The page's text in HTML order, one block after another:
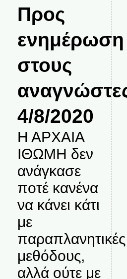
Προς
ενημέρωση
στους
4/8/2020
Η ΑΡΧΑΙΑ
ΙΘΩΜΗ δεν
ανάγκασε
ποτέ κανένα
να κάνει κάτι
με
παραπλανητικές
μεθόδους,
αλλά ούτε με